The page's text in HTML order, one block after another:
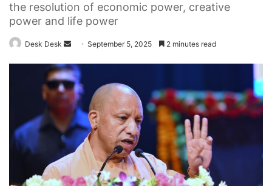
the resolution of economic power, creative
power and life power
Desk Desk
Send
email
September 5, 2025 2 minutes read